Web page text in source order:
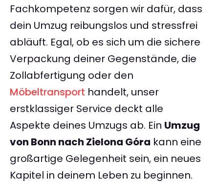
Fachkompetenz sorgen wir dafür, dass
dein Umzug reibungslos und stressfrei
abläuft. Egal, ob es sich um die sichere
Verpackung deiner Gegenstände, die
Zollabfertigung oder den
Möbeltransport handelt, unser
erstklassiger Service deckt alle
Aspekte deines Umzugs ab. Ein Umzug
von Bonn nach Zielona Góra kann eine
großartige Gelegenheit sein, ein neues
Kapitel in deinem Leben zu beginnen.